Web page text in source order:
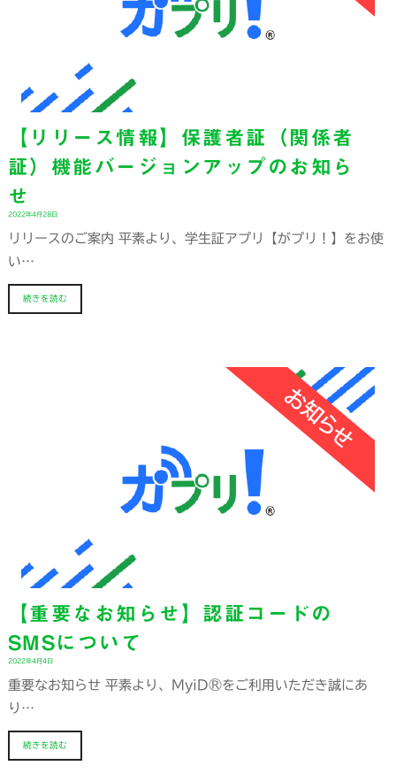
【リリース情報】保護者証（関係者
証）機能バージョンアップのお知ら
せ
2022年4月28日
リリースのご案内 平素より、学生証アプリ【がプリ！】をお使
い…
続きを読む
【重要なお知らせ】認証コードの
SMSについて
2022年4月4日
重要なお知らせ 平素より、MyiD®をご利用いただき誠にあ
り…
続きを読む